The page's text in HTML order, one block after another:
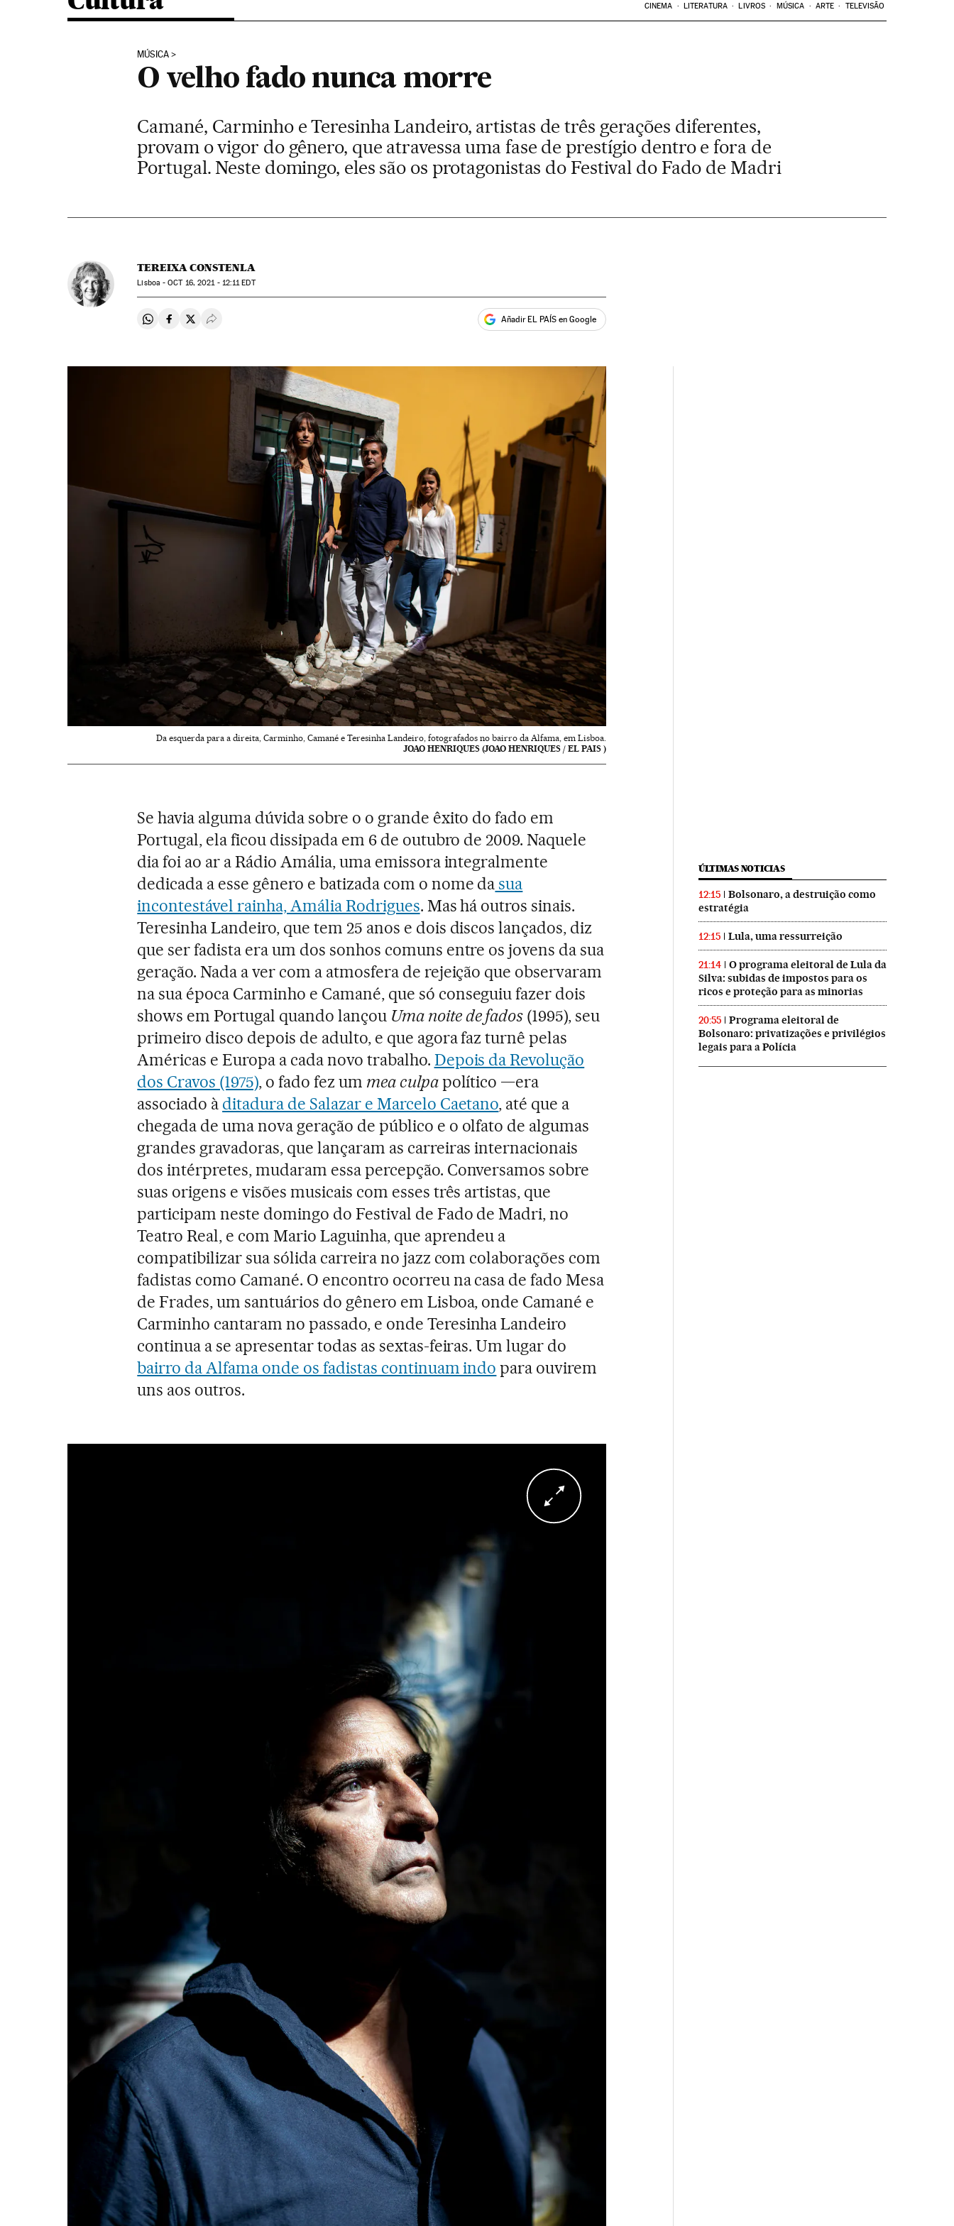
CINEMA LITERATURA LIVROS MÚSICA ARTE TELEVISÃO
MÚSICA
O velho fado nunca morre
Camané, Carminho e Teresinha Landeiro, artistas de três gerações diferentes,
provam o vigor do gênero, que atravessa uma fase de prestígio dentro e fora de
Portugal. Neste domingo, eles são os protagonistas do Festival do Fado de Madri
TEREIXA CONSTENLA
Lisboa -OCT16, 2021 - 12:11EDT
Compartir en Whatsapp
Compartir en Facebook
Compartir en Twitter
Desplegar Redes Sociales Añadir EL PAÍS en Google
Da esquerda para a direita, Carminho, Camané e Teresinha Landeiro, fotografados no bairro da Alfama, em Lisboa.
JOAO HENRIQUES (JOAO HENRIQUES / EL PAIS )
Se havia alguma dúvida sobre o o grande êxito do fado em
Portugal, ela ficou dissipada em 6 de outubro de 2009. Naquele
dia foi ao ar a Rádio Amália, uma emissora integralmente
dedicada a esse gênero e batizada com o nome dasua
incontestável rainha, Amália Rodrigues. Mas há outros sinais.
Teresinha Landeiro, que tem 25 anos e dois discos lançados, diz
que ser fadista era um dos sonhos comuns entre os jovens da sua
geração. Nada a ver com a atmosfera de rejeição que observaram
na sua época Carminho e Camané, que só conseguiu fazer dois
shows em Portugal quando lançou Uma noite de fados (1995), seu
primeiro disco depois de adulto, e que agora faz turnê pelas
Américas e Europa a cada novo trabalho. Depois da Revolução
dos Cravos (1975), o fado fez um mea culpapolítico —era
associado à ditadura de Salazar e Marcelo Caetano, até que a
chegada de uma nova geração de público e o olfato de algumas
grandes gravadoras, que lançaram as carreiras internacionais
dos intérpretes, mudaram essa percepção. Conversamos sobre
suas origens e visões musicais com esses três artistas, que
participam neste domingo do Festival de Fado de Madri, no
Teatro Real, e com Mario Laguinha, que aprendeu a
compatibilizar sua sólida carreira no jazz com colaborações com
fadistas como Camané. O encontro ocorreu na casa de fado Mesa
de Frades, um santuários do gênero em Lisboa, onde Camané e
Carminho cantaram no passado, e onde Teresinha Landeiro
continua a se apresentar todas as sextas-feiras. Um lugar do
bairro da Alfama onde os fadistas continuam indo para ouvirem
uns aos outros.
ÚLTIMAS NOTICIAS
12:15
Bolsonaro, a destruição como
estratégia
12:15 Lula, uma ressurreição
21:14
O programa eleitoral de Lula da
Silva: subidas de impostos para os
ricos e proteção para as minorias
20:55
Programa eleitoral de
Bolsonaro: privatizações e privilégios
legais para a Polícia